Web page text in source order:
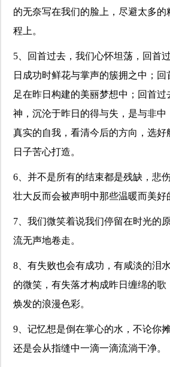
的无奈写在我们的脸上，尽避太多
程上。
5、回首过去，我们心怀坦荡，回首
日成功时鲜花与掌声的簇拥之中；
足在昨日构建的美丽梦想中；回首
神，沉沦于昨日的得与失，是与非中
真实的自我，看清今后的方向，选好
日子苦心打造。
6、并不是所有的结束都是残缺，悲
壮大反而会被声明中那些温暖而美好
7、我们微笑着说我们停留在时光的
流无声地卷走。
8、有失败也会有成功，有咸淡的泪
的微笑，有失落才构成昨日缠绵的歌
焕发的浪漫色彩。
9、记忆想是倒在掌心的水，不论你
还是会从指缝中一滴一滴流淌干净。